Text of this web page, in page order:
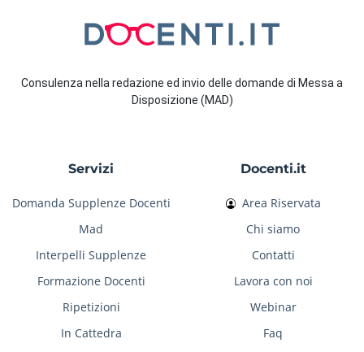
Consulenza nella redazione ed invio delle domande di Messa a
Disposizione (MAD)
Servizi
Domanda Supplenze Docenti
Mad
Interpelli Supplenze
Formazione Docenti
Ripetizioni
In Cattedra
Docenti.it
Area Riservata
Chi siamo
Contatti
Lavora con noi
Webinar
Faq